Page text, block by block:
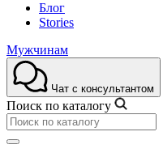
Блог
Stories
Мужчинам
Чат с консультантом
Поиск по каталогу